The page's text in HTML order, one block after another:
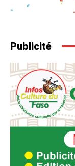
Publicité